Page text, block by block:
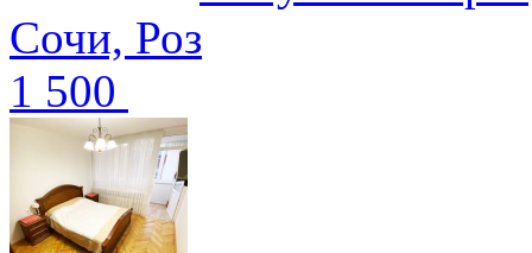
Сочи, Роз
1 500